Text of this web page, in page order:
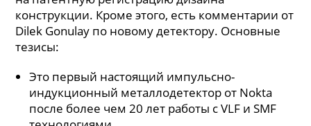
конструкции. Кроме этого, есть комментарии от
Dilek Gonulay по новому детектору. Основные
тезисы:
Это первый настоящий импульсно-
индукционный металлодетектор от Nokta
после более чем 20 лет работы с VLF и SMF